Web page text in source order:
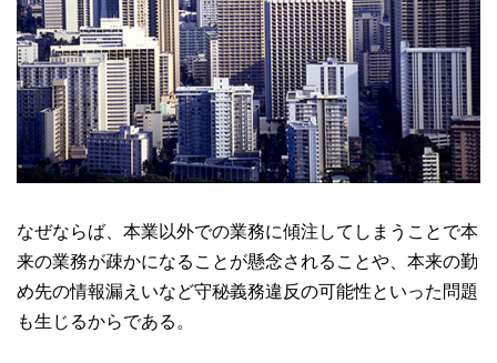
なぜならば、本業以外での業務に傾注してしまうことで本
来の業務が疎かになることが懸念されることや、本来の勤
め先の情報漏えいなど守秘義務違反の可能性といった問題
も生じるからである。